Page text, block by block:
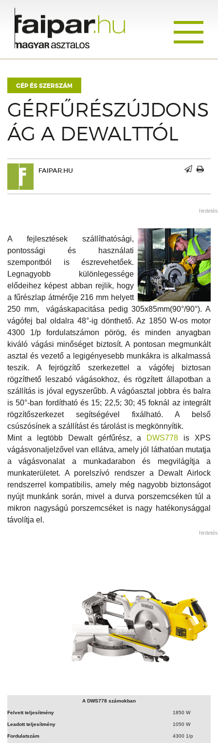
GÉP ÉS SZERSZÁM
GÉRFŰRÉSZÚJDONS
ÁG A DEWALTTÓL
FAIPAR.HU
hirdetés
A fejlesztések szállíthatósági,
pontossági és használati
szempontból is észrevehetőek.
Legnagyobb különlegessége
elődeihez képest abban rejlik, hogy
a fűrészlap átmérője 216 mm helyett
250 mm, vágáskapacitása pedig 305x85mm(90°/90°). A
vágófej bal oldalra 48°-ig dönthető. Az 1850 W-os motor
4300 1/p fordulatszámon pörög, és minden anyagban
kiváló vágási minőséget biztosít. A pontosan megmunkált
asztal és vezető a legigényesebb munkákra is alkalmassá
teszik. A fejrögzítő szerkezettel a vágófej biztosan
rögzíthető leszabó vágásokhoz, és rögzített állapotban a
szállítás is jóval egyszerűbb. A vágóasztal jobbra és balra
is 50°-ban fordítható és 15; 22,5; 30; 45 foknál az integrált
rögzítőszerkezet segítségével fixálható. A belső
csúszósínek a szállítást és tárolást is megkönnyítik.
Mint a legtöbb Dewalt gérfűrész, a
DWS778 is XPS
vágásvonaljelzővel van ellátva, amely jól láthatóan mutatja
a vágásvonalat a munkadarabon és megvilágítja a
munkaterületet. A porelszívó rendszer a Dewalt Airlock
rendszerrel kompatibilis, amely még nagyobb biztonságot
nyújt munkánk során, mivel a durva porszemcséken túl a
mikron nagyságú porszemcséket is nagy hatékonysággal
távolítja el.
hirdetés
A DWS778 számokban
Felvett teljesítmény 1850 W
Leadott teljesítmény 1050 W
Fordulatszám 4300 1/p